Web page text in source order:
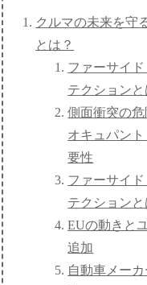
クルマの未来を守
とは？
ファーサイ
テクションと
側面衝突の危
オキュパン
要性
ファーサイ
テクションと
EUの動きと
追加
自動車メー